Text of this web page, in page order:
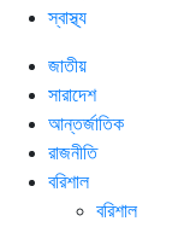
স্বাস্থ্য
জাতীয়
সারাদেশ
আন্তর্জাতিক
রাজনীতি
বরিশাল
বরিশাল